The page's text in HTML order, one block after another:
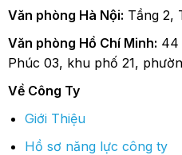
Văn phòng Hà Nội: Tầng 2,
Văn phòng Hồ Chí Minh: 44
Phúc 03, khu phố 21,
Về Công Ty
Giới Thiệu
Hồ sơ năng lực công ty